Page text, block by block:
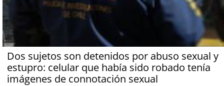
Dos sujetos son detenidos por abuso sexual y
estupro: celular que había sido robado tenía
imágenes de connotación sexual